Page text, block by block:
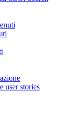
user stories